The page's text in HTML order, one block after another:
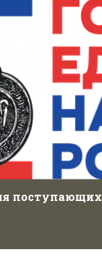
поступающих